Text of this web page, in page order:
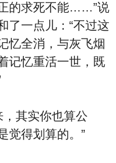
的求死不能……”说
了一点儿：“不过这
忆全消，与灰飞烟
记忆重活一世，既
其实你也算公
觉得划算的。”